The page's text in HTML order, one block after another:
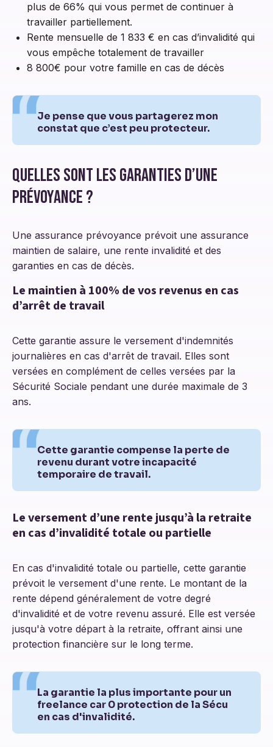
plus de 66% qui vous permet de continuer à
travailler partiellement.
Rente mensuelle de 1 833 € en cas d’invalidité qui
vous empêche totalement de travailler
8 800€ pour votre famille en cas de décès
Je pense que vous partagerez mon
constat que c’est peu protecteur.
Quelles sont les garanties d’une
prévoyance ?
Une assurance prévoyance prévoit une assurance
maintien de salaire, une rente invalidité et des
garanties en cas de décès.
Le maintien à 100% de vos revenus en cas
d’arrêt de travail
Cette garantie assure le versement d'indemnités
journalières en cas d'arrêt de travail. Elles sont
versées en complément de celles versées par la
Sécurité Sociale pendant une durée maximale de 3
ans.
Cette garantie compense la perte de
revenu durant votre incapacité
temporaire de travail.
Le versement d’une rente jusqu’à la retraite
en cas d’invalidité totale ou partielle
En cas d'invalidité totale ou partielle, cette garantie
prévoit le versement d'une rente. Le montant de la
rente dépend généralement de votre degré
d'invalidité et de votre revenu assuré. Elle est versée
jusqu'à votre départ à la retraite, offrant ainsi une
protection financière sur le long terme.
La garantie la plus importante pour un
freelance car 0 protection de la Sécu
en cas d'invalidité.